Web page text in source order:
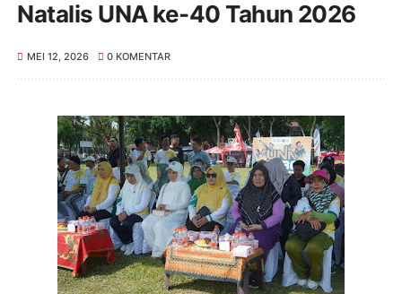
Natalis UNA ke-40 Tahun 2026
MEI 12, 2026 0 KOMENTAR